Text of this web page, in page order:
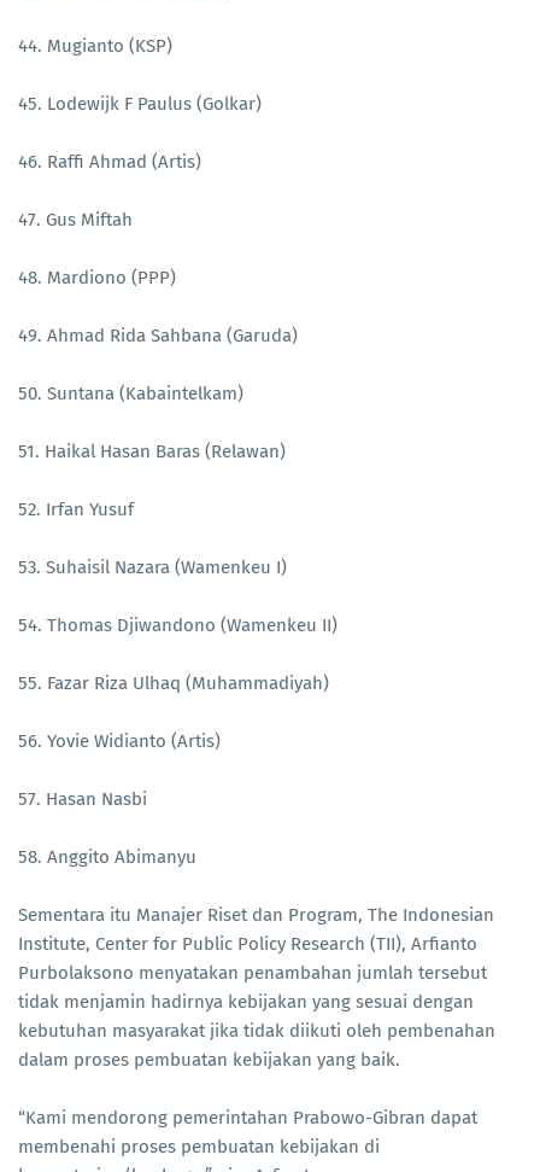
44. Mugianto (KSP)
45. Lodewijk F Paulus (Golkar)
46. Raffi Ahmad (Artis)
47. Gus Miftah
48. Mardiono (PPP)
49. Ahmad Rida Sahbana (Garuda)
50. Suntana (Kabaintelkam)
51. Haikal Hasan Baras (Relawan)
52. Irfan Yusuf
53. Suhaisil Nazara (Wamenkeu I)
54. Thomas Djiwandono (Wamenkeu II)
55. Fazar Riza Ulhaq (Muhammadiyah)
56. Yovie Widianto (Artis)
57. Hasan Nasbi
58. Anggito Abimanyu
Sementara itu Manajer Riset dan Program, The Indonesian
Institute, Center for Public Policy Research (TII), Arfianto
Purbolaksono menyatakan penambahan jumlah tersebut
tidak menjamin hadirnya kebijakan yang sesuai dengan
kebutuhan masyarakat jika tidak diikuti oleh pembenahan
dalam proses pembuatan kebijakan yang baik.
“Kami mendorong pemerintahan Prabowo-Gibran dapat
membenahi proses pembuatan kebijakan di